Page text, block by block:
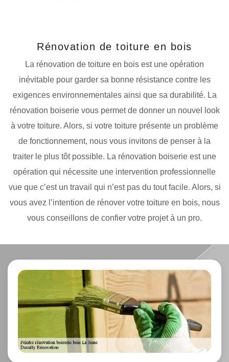
Rénovation de toiture en bois
La rénovation de toiture en bois est une opération
inévitable pour garder sa bonne résistance contre les
exigences environnementales ainsi que sa durabilité. La
rénovation boiserie vous permet de donner un nouvel look
à votre toiture. Alors, si votre toiture présente un problème
de fonctionnement, nous vous invitons de penser à la
traiter le plus tôt possible. La rénovation boiserie est une
opération qui nécessite une intervention professionnelle
vue que c’est un travail qui n’est pas du tout facile. Alors, si
vous avez l’intention de rénover votre toiture en bois, nous
vous conseillons de confier votre projet à un pro.